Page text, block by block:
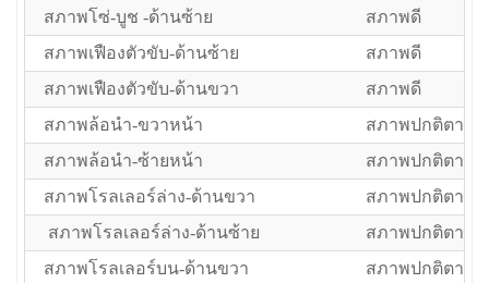
สภาพโซ่-บูช -ด้านซ้าย
สภาพดี
สภาพเฟืองตัวขับ-ด้านซ้าย
สภาพดี
สภาพเฟืองตัวขับ-ด้านขวา
สภาพดี
สภาพล้อนำ-ขวาหน้า
สภาพปกติตาม
สภาพล้อนำ-ซ้ายหน้า
สภาพปกติตาม
สภาพโรลเลอร์ล่าง-ด้านขวา
สภาพปกติตาม
สภาพโรลเลอร์ล่าง-ด้านซ้าย
สภาพปกติตาม
สภาพโรลเลอร์บน-ด้านขวา
สภาพปกติตาม